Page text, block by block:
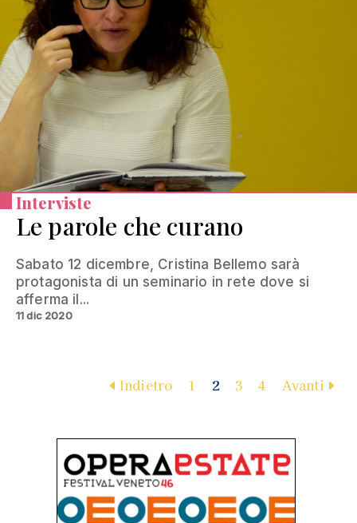
Interviste
Le parole che curano
Sabato 12 dicembre, Cristina Bellemo sarà
protagonista di un seminario in rete dove si
afferma il...
11 dic 2020
Indietro 1 2 3 4 Avanti